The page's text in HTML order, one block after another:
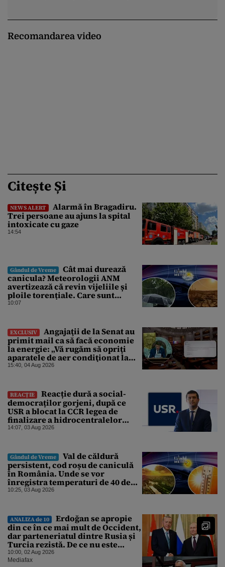
Recomandarea video
Citește Și
NEWS ALERT
Alarmă în Bragadiru.
Trei persoane au ajuns la spital
intoxicate cu gaze
14:54
Gândul de Vreme
Cât mai durează
canicula? Meteorologii ANM
avertizează că revin vijeliile și
ploile torențiale. Care sunt
zonele vizate, începând chiar de
10:07
EXCLUSIV
Angajaţii de la Senat au
primit mail ca să facă economie
la energie: „Vă rugăm să opriţi
aparatele de aer condiţionat la
sfârşitul programului”
15:40, 04 Aug 2026
REACȚIE
Reacție dură a social-
democraților gorjeni, după ce
USR a blocat la CCR legea de
finalizare a hidrocentralelor
abandonate. „Nu ne-ar surprinde
abătut o cupolă de foc”
14:07, 03 Aug 2026
Gândul de Vreme
Val de căldură
persistent, cod roșu de caniculă
în România. Unde se vor
înregistra temperaturi de 40 de
grade, potrivit ANM
10:25, 03 Aug 2026
ANALIZA de 10
Erdoğan se apropie
din ce în ce mai mult de Occident,
dar parteneriatul dintre Rusia și
Turcia rezistă. De ce nu este
Moscova îngrijorată de
orientarea spre vest a Ankarei
10:00, 02 Aug 2026
Mediafax